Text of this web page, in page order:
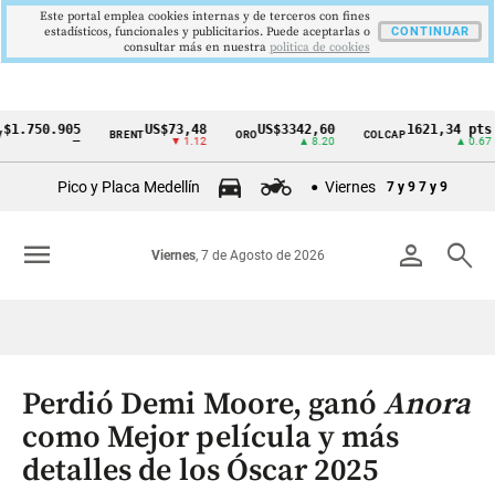
Cintillo
Colombia
BRENTUS$73,48
▼ 1.12
US$3342,60
▲ 8.20
COLCAP 1621,34 pts
▲ 0.67
Pico y Placa Medellín Viernes 7 y 9 7 y 9
person search
Viernes, 7 de Agosto de 2026
menu
Perdió Demi Moore, ganóAnora
como Mejor película y más
detalles de los Óscar 2025
Este portal emplea cookies internas y de terceros con fines
estadísticos, funcionales y publicitarios. Puede aceptarlas o
consultar más en nuestra politica de cookies
CONTINUAR